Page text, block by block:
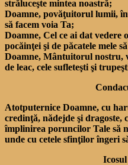
străluceşte mintea noastră;
Doamne, povăţuitorul lumii,
să facem voia Ta;
Doamne, Cel ce ai dat vedere
pocăinţei şi de păcatele mele
Doamne, Mântuitorul nostru,
de leac, cele sufleteşti şi
Atotputernice Doamne, cu
credinţă, nădejde şi dragoste,
împlinirea poruncilor Tale să
unde cu cetele sfinţilor îngeri
Icosul